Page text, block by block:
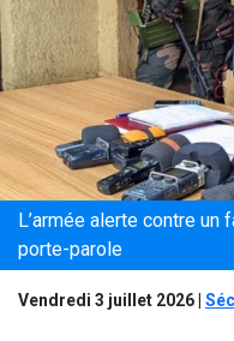
L’armée alerte contre un
porte-parole
Vendredi 3 juillet 2026